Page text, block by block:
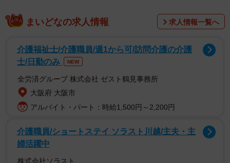
まいどなの求人情報 求人情報一覧へ
介護福祉士/介護職員/週1から可/訪問介護の介護
士/日勤のみ
NEW
全労済グループ 株式会社 ゼスト鶴見事務所
大阪府 大阪市
アルバイト・パート：時給1,500円～2,200円
介護職員/ショートステイ ソラスト川越/主夫・主
婦活躍中
株式会社ソラスト